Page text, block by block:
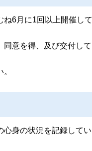
ね6月に1回以上開催し
同意を得、及び交付し
心身の状況を記録して